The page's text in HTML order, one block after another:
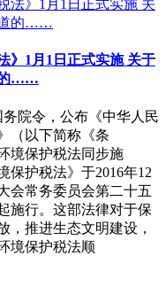
》1月1日正式实施 关于
的……
院令，公布《中华人民
（以下简称《条
境保护税法同步施
护税法》于2016年12
会常务委员会第二十五
施行。这部法律对于保
，推进生态文明建设，
境保护税法顺